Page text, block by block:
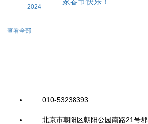
2024
家春节快乐！
查看全部
010-53238393
北京市朝阳区朝阳公园南路21号郡